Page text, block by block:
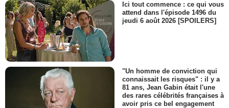
Ici tout commence : ce qui vous
attend dans l'épisode 1496 du
jeudi 6 août 2026 [SPOILERS]
"Un homme de conviction qui
connaissait les risques" : il y a
81 ans, Jean Gabin était l'une
des rares célébrités françaises à
avoir pris ce bel engagement